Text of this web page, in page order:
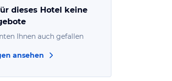
dieses Hotel keine
Ihnen auch gefallen
ansehen